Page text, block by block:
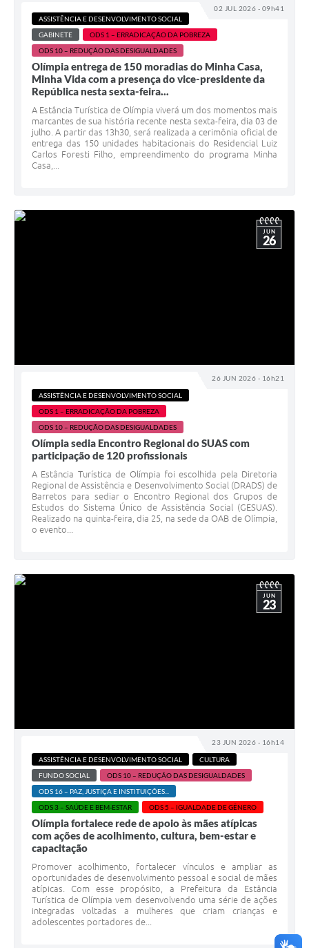
02 JUL 2026 - 09h41
ASSISTÊNCIA E DESENVOLVIMENTO SOCIAL
GABINETE
ODS 1 – ERRADICAÇÃO DA POBREZA
ODS 10 – REDUÇÃO DAS DESIGUALDADES
Olímpia entrega de 150 moradias do Minha Casa,
Minha Vida com a presença do vice-presidente da
República nesta sexta-feira...
A Estância Turística de Olímpia viverá um dos momentos mais
marcantes de sua história recente nesta sexta-feira, dia 03 de
julho. A partir das 13h30, será realizada a cerimônia oficial de
entrega das 150 unidades habitacionais do Residencial Luiz
Carlos Foresti Filho, empreendimento do programa Minha
Casa,...
26 JUN 2026 - 16h21
JUN
26
ASSISTÊNCIA E DESENVOLVIMENTO SOCIAL
ODS 1 – ERRADICAÇÃO DA POBREZA
ODS 10 – REDUÇÃO DAS DESIGUALDADES
Olímpia sedia Encontro Regional do SUAS com
participação de 120 profissionais
A Estância Turística de Olímpia foi escolhida pela Diretoria
Regional de Assistência e Desenvolvimento Social (DRADS) de
Barretos para sediar o Encontro Regional dos Grupos de
Estudos do Sistema Único de Assistência Social (GESUAS).
Realizado na quinta-feira, dia 25, na sede da OAB de Olímpia,
o evento...
23 JUN 2026 - 16h14
JUN
23
ASSISTÊNCIA E DESENVOLVIMENTO SOCIAL
CULTURA
FUNDO SOCIAL
ODS 10 – REDUÇÃO DAS DESIGUALDADES
ODS 16 – PAZ, JUSTIÇA E INSTITUIÇÕES...
ODS 3 – SAÚDE E BEM-ESTAR
ODS 5 – IGUALDADE DE GÊNERO
Olímpia fortalece rede de apoio às mães atípicas
com ações de acolhimento, cultura, bem-estar e
capacitação
Promover acolhimento, fortalecer vínculos e ampliar as
oportunidades de desenvolvimento pessoal e social de mães
atípicas. Com esse propósito, a Prefeitura da Estância
Turística de Olímpia vem desenvolvendo uma série de ações
integradas voltadas a mulheres que criam crianças e
adolescentes portadores de...